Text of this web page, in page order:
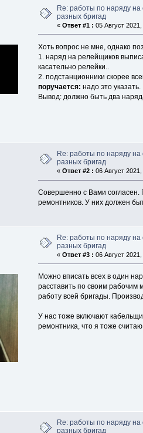
Re: работы по наряду
разных бригад
« Ответ #1 : 05 Август
Хоть вопрос не мне, однако
1. наряд на релейщиков
касательно релейки..
2. подстанционники скорее
поручается: надо это указать.
Вывод: должно быть два
Re: работы по наряду
разных бригад
« Ответ #2 : 06 Август
Совершенно с Вами согласен.
ремонтников. У них должен
Re: работы по наряду
разных бригад
« Ответ #3 : 06 Август
Можно вписать всех в один
расставить по своим рабочим
работу всей бригады.
У нас тоже включают
ремонтника, что я тоже
Re: работы по наряду
разных бригад